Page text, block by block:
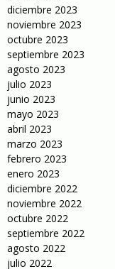
diciembre 2023
noviembre 2023
octubre 2023
septiembre 2023
agosto 2023
julio 2023
junio 2023
mayo 2023
abril 2023
marzo 2023
febrero 2023
enero 2023
diciembre 2022
noviembre 2022
octubre 2022
septiembre 2022
agosto 2022
julio 2022